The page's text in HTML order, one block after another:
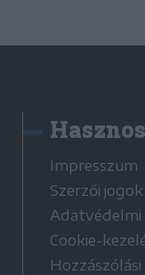
Hasznos
Impresszum
Szerzői jogok
Cookie-